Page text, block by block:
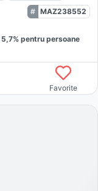
MAZ238552
5,7% pentru persoane
Favorite